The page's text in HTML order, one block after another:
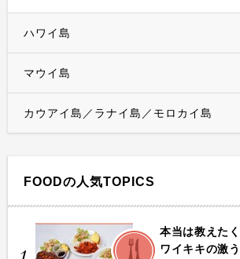
ハワイ島
マウイ島
カウアイ島／ラナイ島／モロカイ島
FOODの人気TOPICS
FOOD
本当は教えたく
ワイキキの激